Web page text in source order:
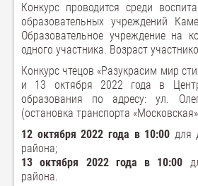
Конкурс проводится среди
образовательных учреждений
Образовательное учреждение на
одного участника. Возраст
Конкурс чтецов «Разукрасим мир
и 13 октября 2022 года в
образования по адресу: ул.
(остановка транспорта
12 октября 2022 года в 10:00 для
района;
13 октября 2022 года в 10:00
района.